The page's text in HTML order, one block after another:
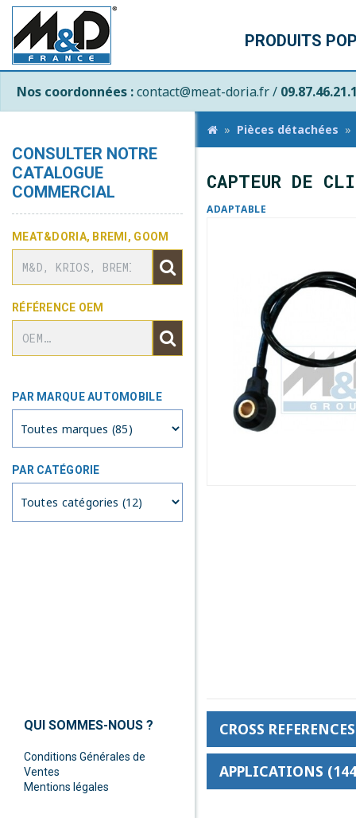
PRODUITS
Nos coordonnées :contact@meat-doria.fr /
CONSULTER NOTRE
CATALOGUE
COMMERCIAL
MEAT&DORIA, BREMI, GOOM
RÉFÉRENCE OEM
PAR MARQUE AUTOMOBILE
PAR CATÉGORIE
QUI SOMMES-NOUS ?
Conditions Générales de
Ventes
Mentions légales
Pièces détachées
CAPTEUR DE
ADAPTABLE
CROSS
APPLICATIONS